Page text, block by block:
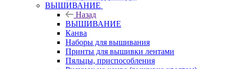
ВЫШИВАНИЕ
Назад
ВЫШИВАНИЕ
Канва
Наборы для вышивания
Принты для вышивки лентами
Пяльцы, приспособления